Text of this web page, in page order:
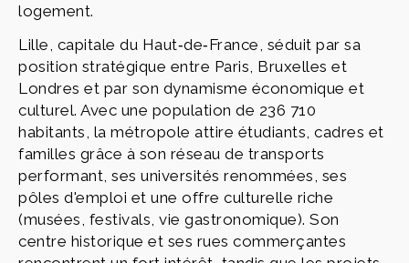
logement.
Lille, capitale du Haut‑de‑France, séduit par sa
position stratégique entre Paris, Bruxelles et
Londres et par son dynamisme économique et
culturel. Avec une population de 236 710
habitants, la métropole attire étudiants, cadres et
familles grâce à son réseau de transports
performant, ses universités renommées, ses
pôles d'emploi et une offre culturelle riche
(musées, festivals, vie gastronomique). Son
centre historique et ses rues commerçantes